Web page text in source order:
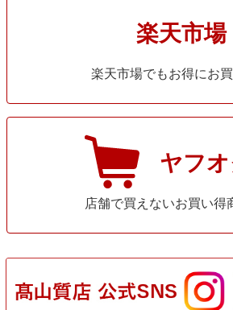
楽天市場
楽天市場でもお得にお買
ヤフオ
店舗で買えないお買い得